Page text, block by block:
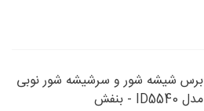
برس شيشه شور و سرشيشه شور نوبی
مدل ID5540 - بنفش